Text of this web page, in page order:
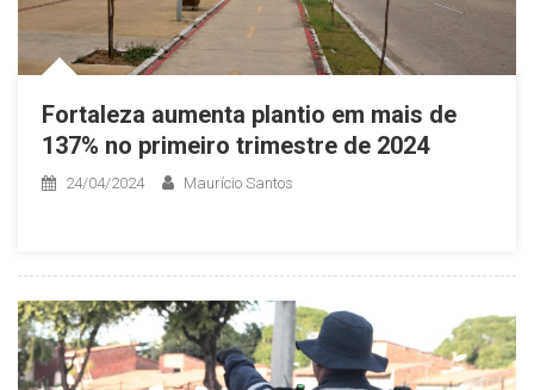
Fortaleza aumenta plantio em mais de
137% no primeiro trimestre de 2024
24/04/2024 Maurício Santos